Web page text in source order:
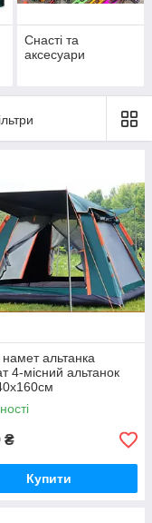
Снасті та
аксесуари
альтанка
4-місний альтанок
₴
Купити